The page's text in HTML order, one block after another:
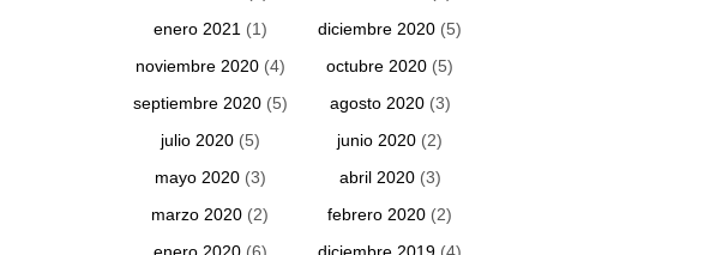
enero 2021 (1) diciembre 2020 (5)
noviembre 2020(4) octubre 2020 (5)
septiembre 2020(5) agosto 2020(3)
julio 2020(5) junio 2020 (2)
mayo 2020(3) abril 2020(3)
marzo 2020 (2) febrero 2020 (2)